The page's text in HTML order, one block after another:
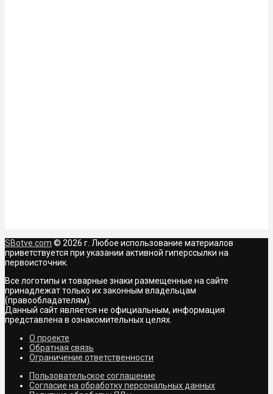
SBotve.com © 2026 г. Любое использование материалов
приветствуется при указании активной гиперссылки на
первоисточник.
Все логотипы и товарные знаки размещенные на сайте
принадлежат только их законным владельцам
(правообладателям).
Данный сайт является не официальным, информация
представлена в ознакомительных целях.
О проекте
Обратная связь
Ограничение ответственности
Пользовательское соглашение
Согласие на обработку персональных данных